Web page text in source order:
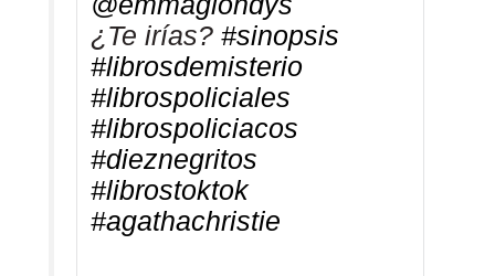
¿Te irías? #sinopsis
#librosdemisterio
#librospoliciales
#librospoliciacos
#dieznegritos
#librostoktok
#agathachristie